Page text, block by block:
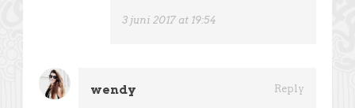
3 juni 2017 at 19:54
wendy Reply